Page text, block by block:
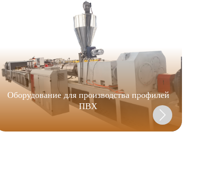
Оборудование для производства профилей
ПВХ